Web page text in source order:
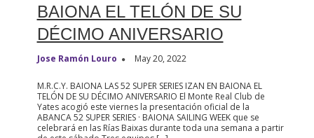
BAIONA EL TELÓN DE SU
DÉCIMO ANIVERSARIO
Jose Ramón Louro May 20, 2022
M.R.C.Y. BAIONA LAS 52 SUPER SERIES IZAN EN BAIONA EL
TELÓN DE SU DÉCIMO ANIVERSARIO El Monte Real Club de
Yates acogió este viernes la presentación oficial de la
ABANCA 52 SUPER SERIES · BAIONA SAILING WEEK que se
celebrará en las Rías Baixas durante toda una semana a partir